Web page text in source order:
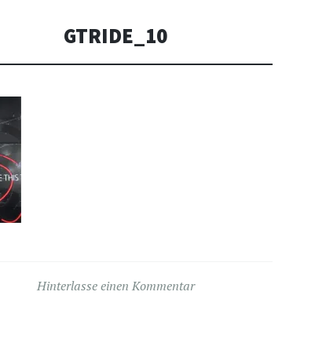
GTRIDE_10
Hinterlasse einen Kommentar